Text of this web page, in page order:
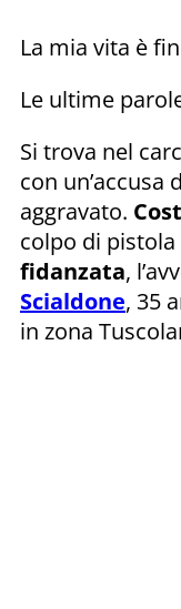
La mia vita è
Le ultime
Si trova nel
con
aggravato.
colpo di pistola
fidanzata,
Scialdone, 35
in zona